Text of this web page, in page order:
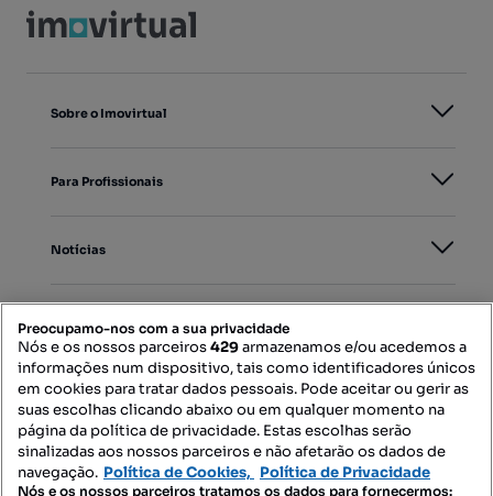
Sobre o Imovirtual
Para Profissionais
Notícias
Mapa do Site
Contacte-nos
Preocupamo-nos com a sua privacidade
Nós e os nossos parceiros429armazenamos e/ou acedemos a
informações num dispositivo, tais como identificadores únicos
em cookies para tratar dados pessoais. Pode aceitar ou gerir as
suas escolhas clicando abaixo ou em qualquer momento na
página da política de privacidade. Estas escolhas serão
sinalizadas aos nossos parceiros e não afetarão os dados de
navegação. Política de Cookies, Política de Privacidade
Nós e os nossos parceiros tratamos os dados para fornecermos: